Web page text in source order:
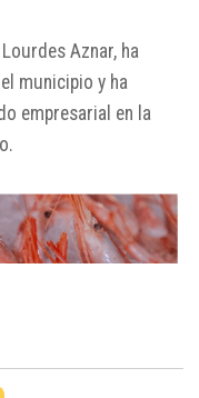
Aznar, ha
municipio y ha
empresarial en la